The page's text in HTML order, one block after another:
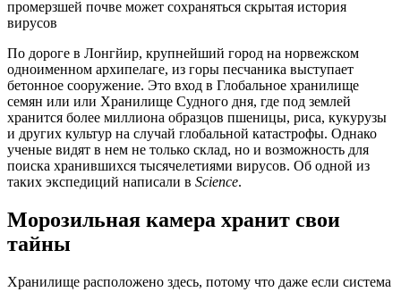
По дороге в Лонгйир, крупнейший город на норвежском
одноименном архипелаге, из горы песчаника выступает
бетонное сооружение. Это вход в Глобальное хранилище
семян или или Хранилище Судного дня, где под землей
хранится более миллиона образцов пшеницы, риса, кукурузы
и других культур на случай глобальной катастрофы. Однако
ученые видят в нем не только склад, но и возможность для
поиска хранившихся тысячелетиями вирусов. Об одной из
таких экспедиций написали в Science.
Морозильная камера хранит свои
тайны
Хранилище расположено здесь, потому что даже если система